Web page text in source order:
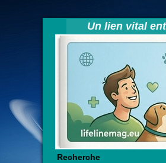
Un lien vital
Recherche